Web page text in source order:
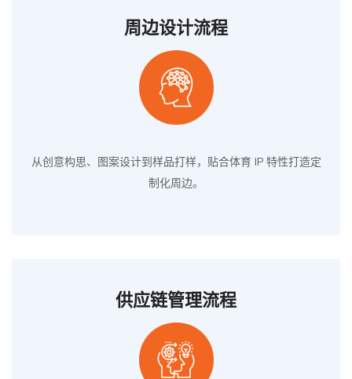
周边设计流程
从创意构思、图案设计到样品打样，贴合体育 IP 特性打造定
制化周边。
供应链管理流程